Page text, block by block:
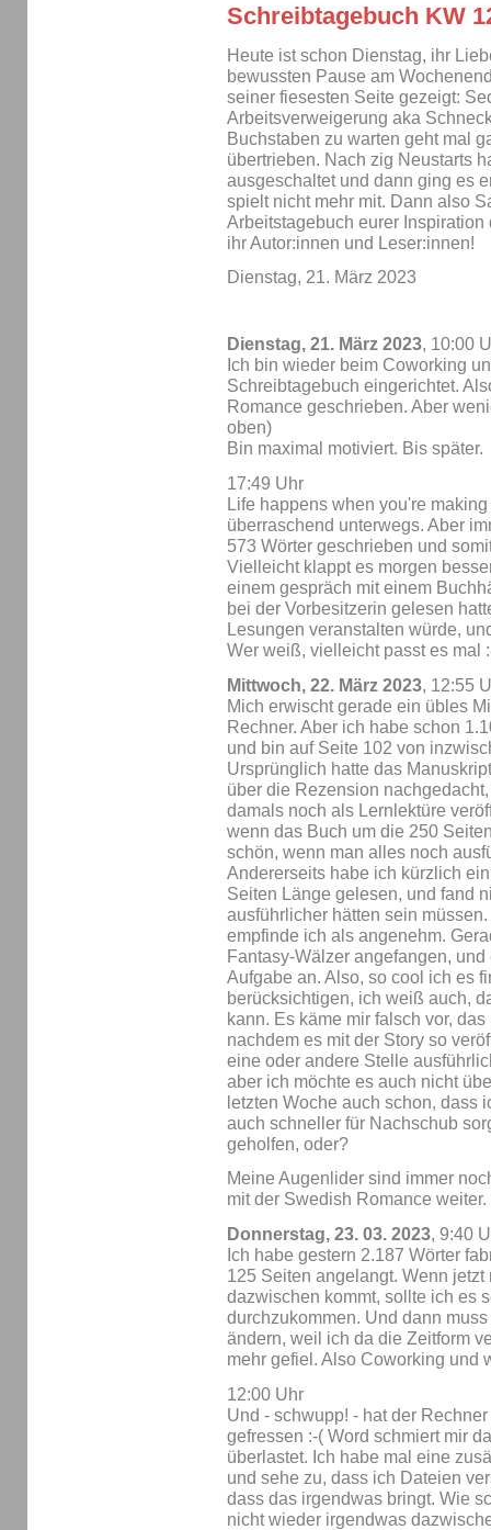
Schreibtagebuch KW
Heute ist schon Dienstag, ihr
bewussten Pause am
seiner fiesesten Seite gezeigt:
Arbeitsverweigerung aka
Buchstaben zu warten geht mal
übertrieben. Nach zig Neustarts
ausgeschaltet und dann ging es
spielt nicht mehr mit. Dann also
Arbeitstagebuch eurer
ihr Autor:innen und Leser:innen!
Dienstag, 21. März 2023
Dienstag, 21. März 2023, 10:00
Ich bin wieder beim Coworking
Schreibtagebuch eingerichtet.
Romance geschrieben. Aber
oben)
Bin maximal motiviert. Bis später.
17:49 Uhr
Life happens when you're
überraschend unterwegs. Aber
573 Wörter geschrieben und
Vielleicht klappt es morgen
einem gespräch mit einem
bei der Vorbesitzerin gelesen
Lesungen veranstalten würde,
Wer weiß, vielleicht passt es mal
Mittwoch, 22. März 2023, 12:55
Mich erwischt gerade ein übles
Rechner. Aber ich habe schon
und bin auf Seite 102 von
Ursprünglich hatte das
über die Rezension
damals noch als Lernlektüre
wenn das Buch um die 250
schön, wenn man alles noch
Andererseits habe ich kürzlich
Seiten Länge gelesen, und fand
ausführlicher hätten sein
empfinde ich als angenehm.
Fantasy-Wälzer angefangen,
Aufgabe an. Also, so cool ich es
berücksichtigen, ich weiß auch,
kann. Es käme mir falsch vor,
nachdem es mit der Story so
eine oder andere Stelle
aber ich möchte es auch nicht
letzten Woche auch schon, dass
auch schneller für Nachschub
geholfen, oder?
Meine Augenlider sind immer
mit der Swedish Romance weiter.
Donnerstag, 23. 03. 2023, 9:40
Ich habe gestern 2.187 Wörter
125 Seiten angelangt. Wenn
dazwischen kommt, sollte ich es
durchzukommen. Und dann
ändern, weil ich da die Zeitform
mehr gefiel. Also Coworking und
12:00 Uhr
Und - schwupp! - hat der
gefressen :-( Word schmiert mir
überlastet. Ich habe mal eine
und sehe zu, dass ich Dateien
dass das irgendwas bringt. Wie
nicht wieder irgendwas